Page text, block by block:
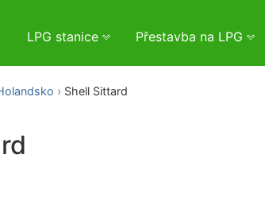
LPG stanice Přestavba na LPG
Shell Sittard